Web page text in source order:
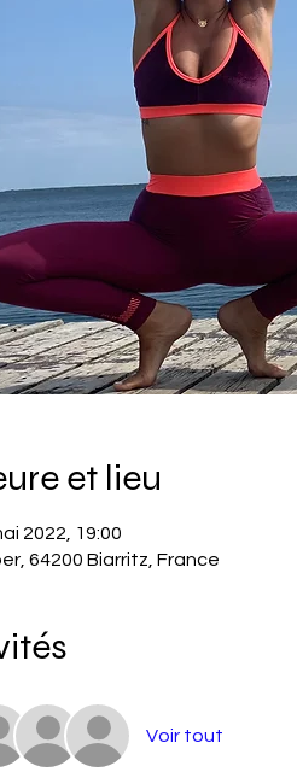
et lieu
2022, 19:00
64200 Biarritz, France
Voir tout